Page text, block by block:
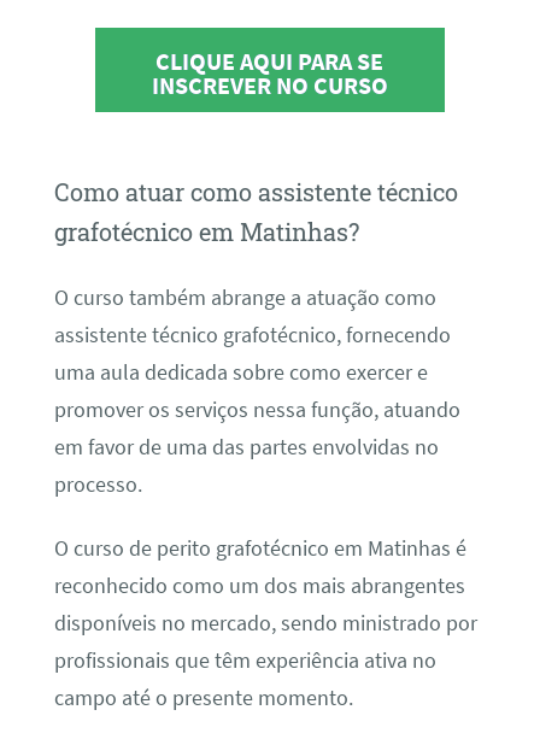
CLIQUE AQUI PARA SE
INSCREVER NO CURSO
Como atuar como assistente técnico
grafotécnico em Matinhas?
O curso também abrange a atuação como
assistente técnico grafotécnico, fornecendo
uma aula dedicada sobre como exercer e
promover os serviços nessa função, atuando
em favor de uma das partes envolvidas no
processo.
O curso de perito grafotécnico em Matinhas é
reconhecido como um dos mais abrangentes
disponíveis no mercado, sendo ministrado por
profissionais que têm experiência ativa no
campo até o presente momento.